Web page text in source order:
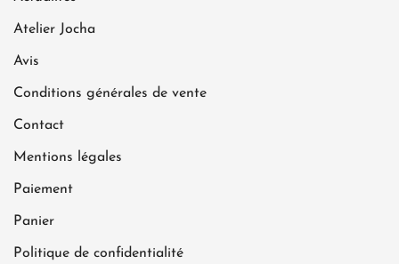
Atelier Jocha
Avis
Conditions générales de vente
Contact
Mentions légales
Paiement
Panier
Politique de confidentialité